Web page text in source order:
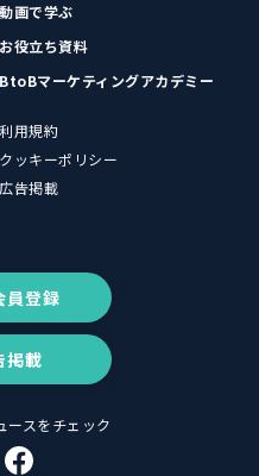
動画で学ぶ
お役立ち資料
BtoBマーケティングアカデミー
利用規約
クッキーポリシー
広告掲載
員登録
掲載
ースをチェック